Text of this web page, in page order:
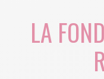
LA